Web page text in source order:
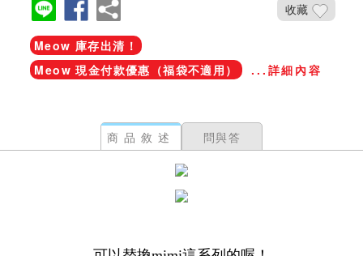
收藏
Meow 庫存出清！
Meow 現金付款優惠（福袋不適用）
...詳細內容
商品敘述 問與答